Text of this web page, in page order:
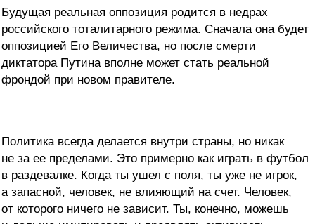
Будущая реальная оппозиция родится в недрах
российского тоталитарного режима. Сначала она будет
оппозицией Его Величества, но после смерти
диктатора Путина вполне может стать реальной
фрондой при новом правителе.
Политика всегда делается внутри страны, но никак
не за ее пределами. Это примерно как играть в футбол
в раздевалке. Когда ты ушел с поля, ты уже не игрок,
а запасной, человек, не влияющий на счет. Человек,
от которого ничего не зависит. Ты, конечно, можешь